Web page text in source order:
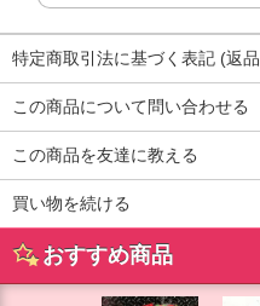
特定商取引法に基づく表記 (返
この商品について問い合わせる
この商品を友達に教える
買い物を続ける
おすすめ商品